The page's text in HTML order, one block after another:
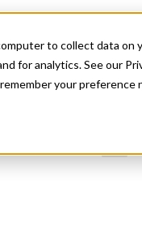
to collect data on
for analytics. See our
your